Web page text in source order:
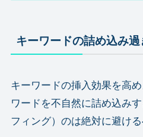
キーワードの詰め込み
キーワードの挿入効果を高
ワードを不自然に詰め込み
フィング）のは絶対に避ける